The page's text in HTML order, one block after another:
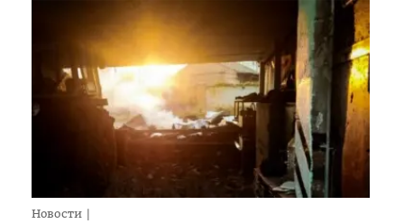
Новости